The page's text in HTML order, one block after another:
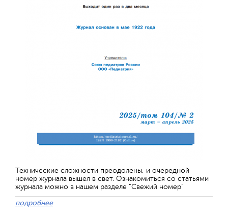
Технические сложности преодолены, и очередной
номер журнала вышел в свет. Ознакомиться со статьями
журнала можно в нашем разделе "Свежий номер"
подробнее